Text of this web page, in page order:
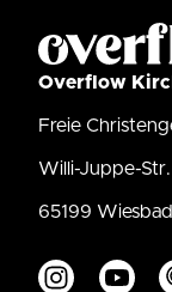
Overflow
Freie
Willi-Juppe-Str.
65199